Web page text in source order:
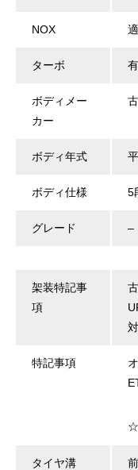
NOX
ターボ 有
ボディメー
カー
ボディ年式
ボディ仕様 5
グレード –
架装特記事
項
対
特記事項
☆
タイヤ溝